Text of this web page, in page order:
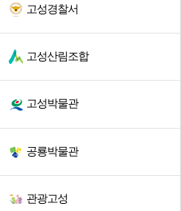
고성경찰서
고성산림조합
고성박물관
공룡박물관
관광고성